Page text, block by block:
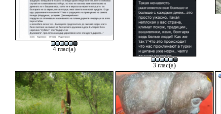
4 глас(а)
3 глас(а)